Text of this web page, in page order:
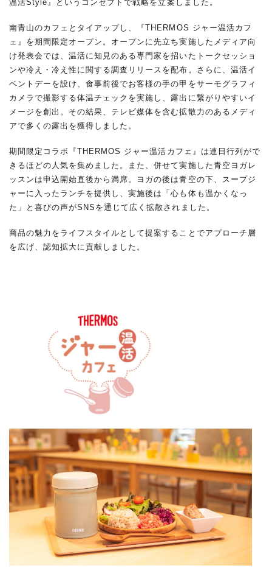
温活Style』というコンセプトで戦略を立案しました。
南青山のカフェとタイアップし、『THERMOS ジャー温活カフ
ェ』を期間限定オープン。オープンに先立ち実施したメディア向
け発表会では、温活に知見のある専門家を招いたトークセッショ
ンや冷え・冷え性に関する調査リリースを配布。さらに、温活イ
ベントデーを設け、食事前後でお客様の手の甲をサーモグラフィ
カメラで撮影する体温チェックを実施し、露出に繋がりやすいイ
メージを創出。その結果、テレビ媒体を含む拡散力のあるメディ
アで多くの露出を獲得しました。
期間限定コラボ『THERMOS ジャー温活カフェ』は連日行列がで
きるほどの人気を集めました。また、併せて実施した青空ヨガレ
ッスンは申込開始直後から満席。ヨガの後は青空の下、スープジ
ャーに入ったランチを提供し、実施後は「心も体も温かくなっ
た」と喜びの声がSNSを通じて広く拡散されました。
商品の魅力をライフスタイルとして提案することでアプローチ層
を広げ、認知拡大に貢献しました。